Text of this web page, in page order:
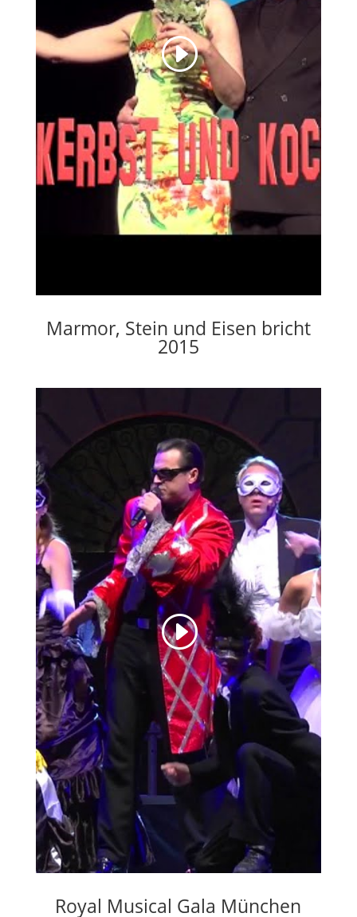
Marmor, Stein und Eisen bricht
2015
Royal Musical Gala München